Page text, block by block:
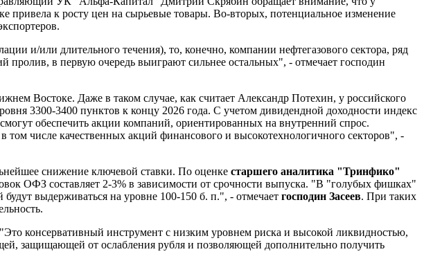
привела к росту цен на сырьевые товары. Во-вторых, потенциальное изменение
и/или длительного течения), то, конечно, компании нефтегазового сектора, ряд
в первую очередь выиграют сильнее остальных", - отмечает господин
Востоке. Даже в таком случае, как считает Александр Потехин, у российского
3300-3400 пунктов к концу 2026 года. С учетом дивидендной доходности индекс
обеспечить акции компаний, ориентированных на внутренний спрос.
числе качественных акций финансового и высокотехнологичного секторов", -
снижение ключевой ставки. По оценке старшего аналитика "Тринфико"
ОФЗ составляет 2-3% в зависимости от срочности выпуска. "В "голубых фишках"
выдерживаться на уровне 100-150 б. п.", - отмечает господин Засеев. При таких
консервативный инструмент с низким уровнем риска и высокой ликвидностью,
защищающей от ослабления рубля и позволяющей дополнительно получить